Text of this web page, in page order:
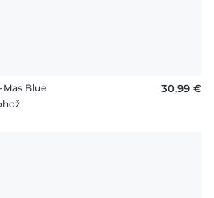
Mas Blue
30,99 €